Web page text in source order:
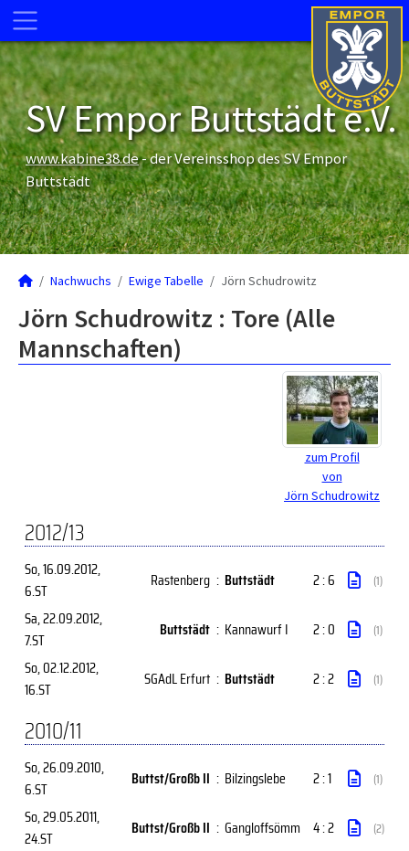
SV Empor Buttstädt e.V.
www.kabine38.de- der Vereinsshop des SV Empor
Buttstädt
Nachwuchs Ewige Tabelle Jörn Schudrowitz
Jörn Schudrowitz : Tore (Alle
Mannschaften)
zum Profil
von
Jörn Schudrowitz
2012/13
So, 16.09.2012,
6.ST
Rastenberg : Buttstädt 2 : 6 (1)
Sa, 22.09.2012,
7.ST
Buttstädt : Kannawurf I 2 : 0 (1)
So, 02.12.2012,
16.ST
SGAdL Erfurt : Buttstädt 2 : 2 (1)
2010/11
So, 26.09.2010,
6.ST
Buttst/Großb II : Bilzingslebe 2 : 1 (1)
So, 29.05.2011,
24.ST
Buttst/Großb II : Gangloffsömm 4 : 2 (2)